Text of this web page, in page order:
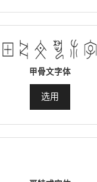
甲骨文字体
选用